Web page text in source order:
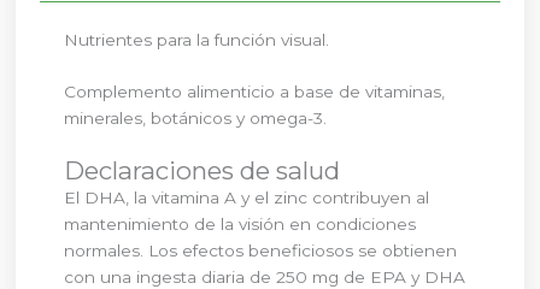
Nutrientes para la función visual.
Complemento alimenticio a base de vitaminas,
minerales, botánicos y omega-3.
Declaraciones de salud
El DHA, la vitamina A y el zinc contribuyen al
mantenimiento de la visión en condiciones
normales. Los efectos beneficiosos se obtienen
con una ingesta diaria de 250 mg de EPA y DHA